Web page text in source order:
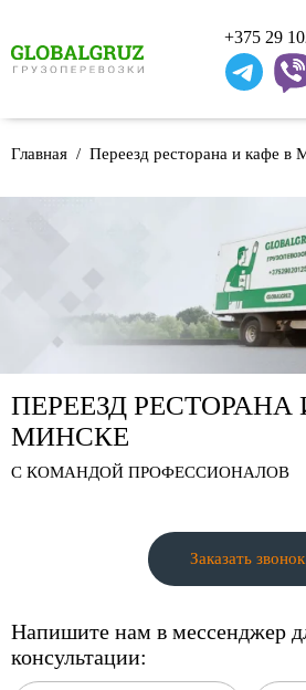
+375 29
Главная Переезд ресторана и кафе в
ПЕРЕЕЗД РЕСТОРАНА
МИНСКЕ
С КОМАНДОЙ ПРОФЕССИОНАЛОВ
Заказать звонок
Напишите нам в мессенджер
консультации: